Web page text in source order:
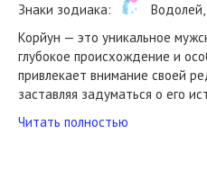
Знаки зодиака: Водолей,
Корйун — это уникальное
глубокое происхождение и
привлекает внимание своей
заставляя задуматься о его
Читать полностью